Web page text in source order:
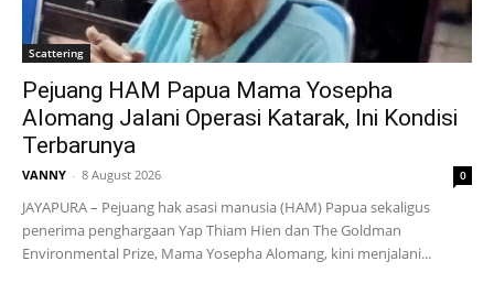
Scattering
Pejuang HAM Papua Mama Yosepha
Alomang Jalani Operasi Katarak, Ini Kondisi
Terbarunya
VANNY - 8 August 2026 0
JAYAPURA – Pejuang hak asasi manusia (HAM) Papua sekaligus
penerima penghargaan Yap Thiam Hien dan The Goldman
Environmental Prize, Mama Yosepha Alomang, kini menjalani...